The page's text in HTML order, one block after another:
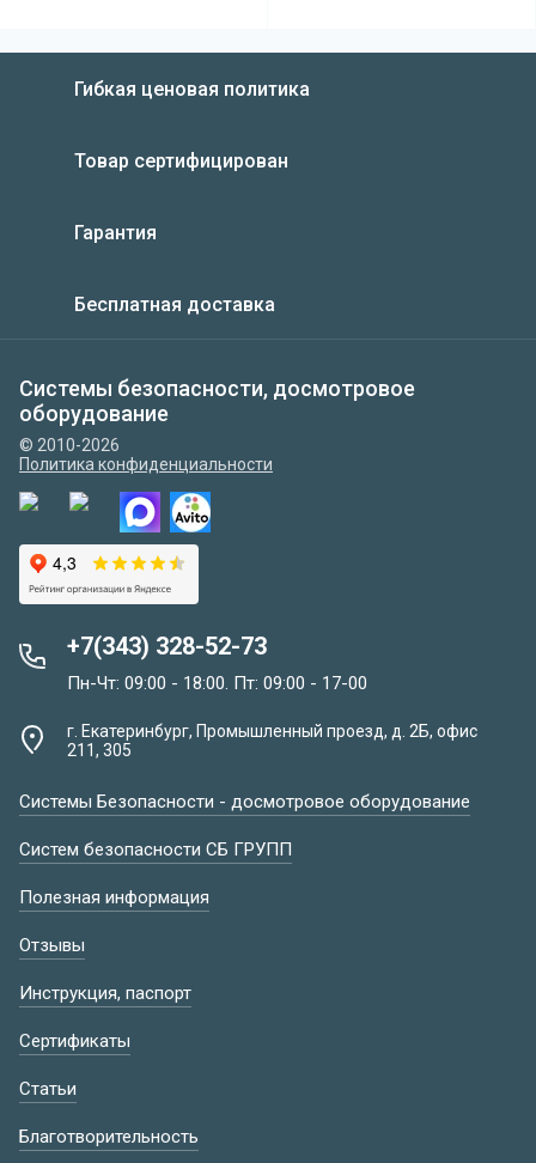
Гибкая ценовая политика
Товар сертифицирован
Гарантия
Бесплатная доставка
Системы безопасности, досмотровое
оборудование
© 2010-2026
Политика конфиденциальности
+7(343) 328-52-73
Пн-Чт: 09:00 - 18:00. Пт: 09:00 - 17-00
г. Екатеринбург, Промышленный проезд, д. 2Б, офис
211, 305
Системы Безопасности - досмотровое оборудование
Систем безопасности СБ ГРУПП
Полезная информация
Отзывы
Инструкция, паспорт
Сертификаты
Статьи
Благотворительность